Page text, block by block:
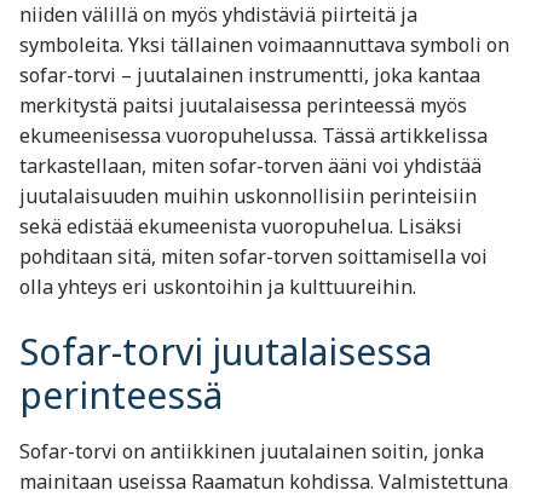
niiden välillä on myös yhdistäviä piirteitä ja
symboleita. Yksi tällainen voimaannuttava symboli on
sofar-torvi – juutalainen instrumentti, joka kantaa
merkitystä paitsi juutalaisessa perinteessä myös
ekumeenisessa vuoropuhelussa. Tässä artikkelissa
tarkastellaan, miten sofar-torven ääni voi yhdistää
juutalaisuuden muihin uskonnollisiin perinteisiin
sekä edistää ekumeenista vuoropuhelua. Lisäksi
pohditaan sitä, miten sofar-torven soittamisella voi
olla yhteys eri uskontoihin ja kulttuureihin.
Sofar-torvi juutalaisessa
perinteessä
Sofar-torvi on antiikkinen juutalainen soitin, jonka
mainitaan useissa Raamatun kohdissa. Valmistettuna